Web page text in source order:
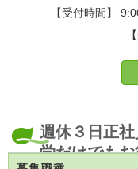
【受付時間】
週休３日正
学だけでも